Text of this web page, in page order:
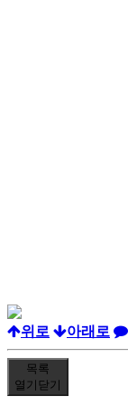
위로 아래로
목록
열기 닫기